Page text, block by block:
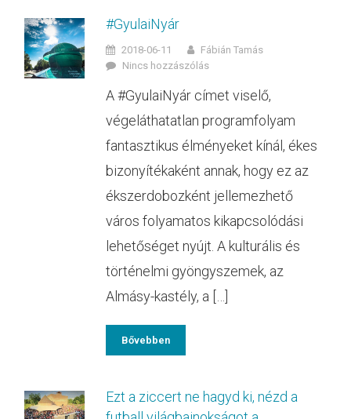
#GyulaiNyár
2018-06-11
Fábián Tamás
Nincs hozzászólás
A #GyulaiNyár címet viselő,
végeláthatatlan programfolyam
fantasztikus élményeket kínál, ékes
bizonyítékaként annak, hogy ez az
ékszerdobozként jellemezhető
város folyamatos kikapcsolódási
lehetőséget nyújt. A kulturális és
történelmi gyöngyszemek, az
Almásy-kastély, a […]
Bővebben
Ezt a ziccert ne hagyd ki, nézd a